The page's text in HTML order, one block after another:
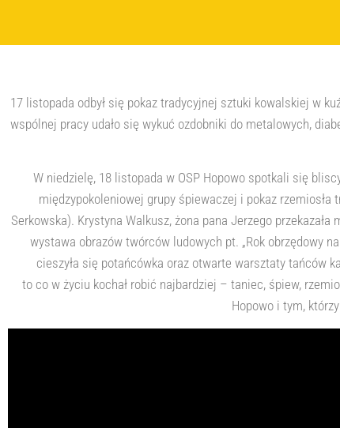
17 listopada odbył się pokaz tradycyjnej sztuki kowalskiej w
wspólnej pracy udało się wykuć ozdobniki do metalowych,
W niedzielę, 18 listopada w OSP Hopowo spotkali się
międzypokoleniowej grupy śpiewaczej i pokaz
Serkowska). Krystyna Walkusz, żona pana Jerzego
wystawa obrazów twórców ludowych pt. „Rok obrzędowy
cieszyła się potańcówka oraz otwarte warsztaty tańców
to co w życiu kochał robić najbardziej – taniec, śpiew,
Hopowo i tym,